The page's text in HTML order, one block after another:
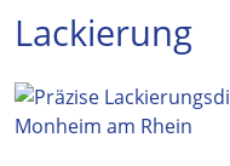
Lackierung